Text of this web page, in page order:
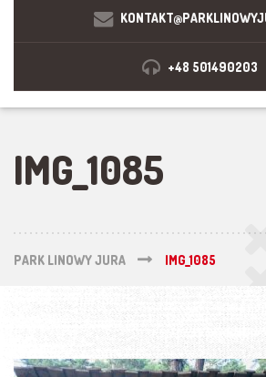
+48 501490203
IMG_1085
PARK LINOWY JURA IMG_1085